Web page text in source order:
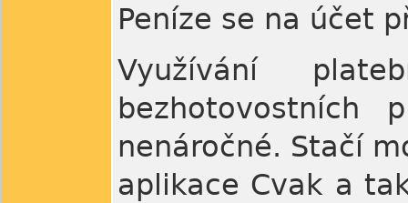
Peníze se na účet
Využívání
nenáročné. Stačí
aplikace Cvak a